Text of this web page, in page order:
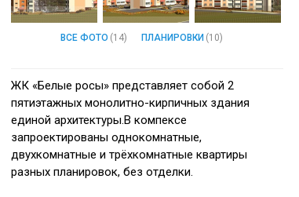
ВСЕ ФОТО (14) ПЛАНИРОВКИ (10)
ЖК «Белые росы» представляет собой 2
пятиэтажных монолитно-кирпичных здания
единой архитектуры.В компексе
запроектированы однокомнатные,
двухкомнатные и трёхкомнатные квартиры
разных планировок, без отделки.